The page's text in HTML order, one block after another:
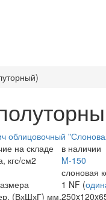
облицовочный
на складе
в наличии
кгс/см2
M-150
слоновая
1 NF (
(ВхШхГ) мм.